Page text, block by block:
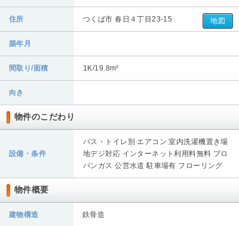
住所 つくば市 春日４丁目23-15 地図
築年月
間取り/面積 1K/19.8m²
向き
物件のこだわり
設備・条件
バス・トイレ別 エアコン 室内洗濯機置き場
地デジ対応 インターネット利用料無料 プロ
パンガス 公営水道 駐車場有 フローリング
物件概要
建物構造 鉄骨造